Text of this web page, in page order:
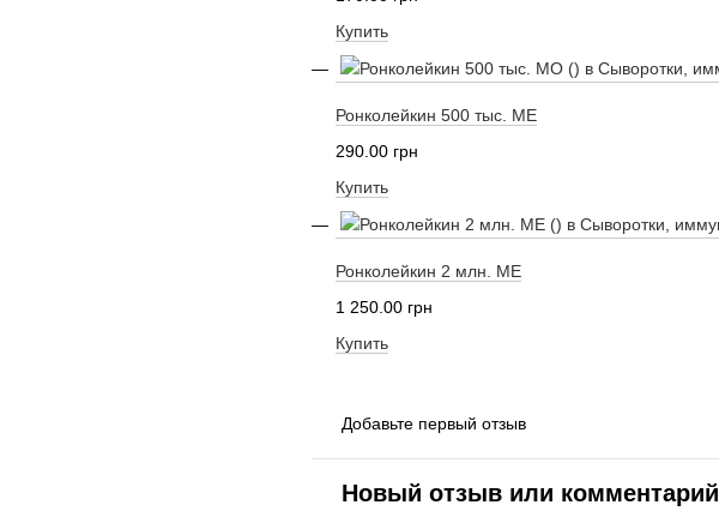
Купить
Ронколейкин 500 тыс. МЕ
290.00 грн
Купить
Ронколейкин 2 млн. МЕ
1 250.00 грн
Купить
Добавьте первый отзыв
Новый отзыв или комментарий